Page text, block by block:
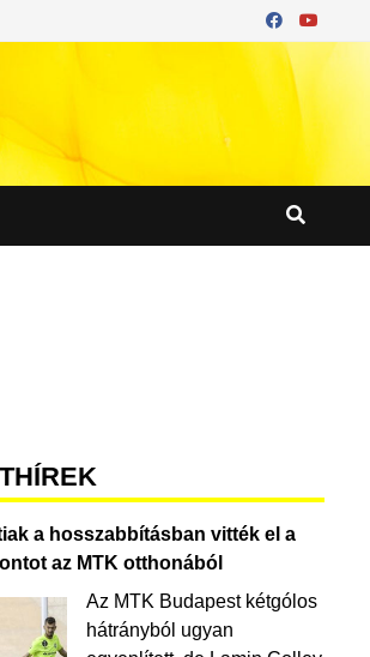
a hosszabbításban vitték el a
az MTK otthonából
Az MTK Budapest kétgólos
hátrányból ugyan